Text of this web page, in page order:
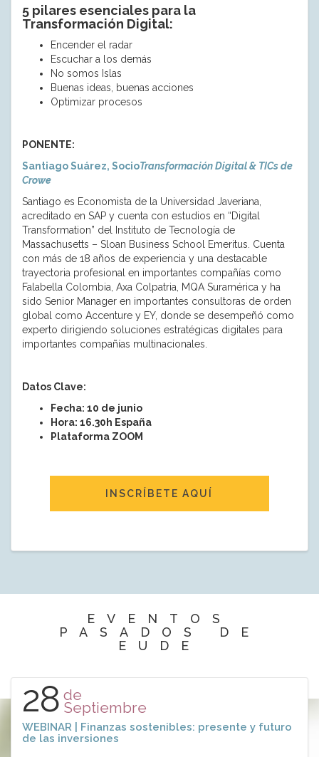
5 pilares esenciales para la
Transformación Digital:
Encender el radar
Escuchar a los demás
No somos Islas
Buenas ideas, buenas acciones
Optimizar procesos
PONENTE:
Santiago Suárez, SocioTransformación Digital & TICs de
Crowe
Santiago es Economista de la Universidad Javeriana,
acreditado en SAP y cuenta con estudios en “Digital
Transformation” del Instituto de Tecnología de
Massachusetts – Sloan Business School Emeritus. Cuenta
con más de 18 años de experiencia y una destacable
trayectoria profesional en importantes compañías como
Falabella Colombia, Axa Colpatria, MQA Suramérica y ha
sido Senior Manager en importantes consultoras de orden
global como Accenture y EY, donde se desempeñó como
experto dirigiendo soluciones estratégicas digitales para
importantes compañías multinacionales.
Datos Clave:
Fecha: 10 de junio
Hora: 16.30h España
Plataforma ZOOM
INSCRÍBETE AQUÍ
EVENTOS
PASADOS DE
EUDE
28 de
Septiembre
WEBINAR | Finanzas sostenibles: presente y futuro
de las inversiones